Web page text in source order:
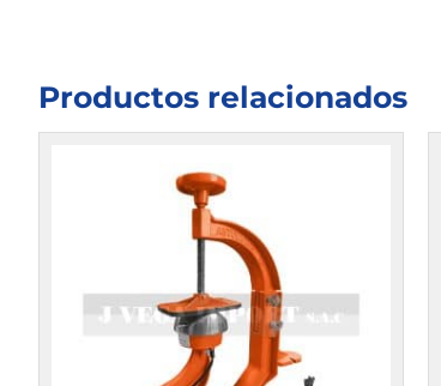
Productos relacionados